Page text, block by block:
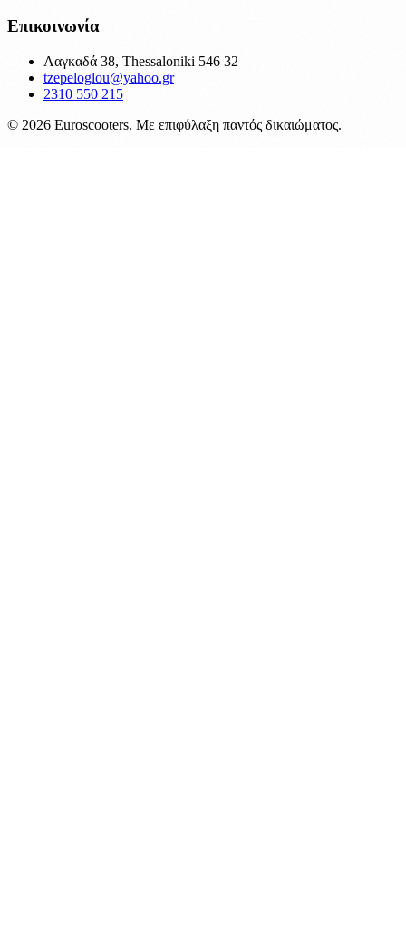
Επικοινωνία
Λαγκαδά 38, Thessaloniki 546 32
tzepeloglou@yahoo.gr
2310 550 215
© 2026 Euroscooters. Με επιφύλαξη παντός δικαιώματος.